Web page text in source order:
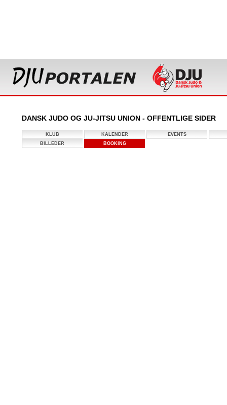
DANSK JUDO OG JU-JITSU UNION - OFFENTLIGE SIDER
KLUB KALENDER
EVENTS
BILLEDER
BOOKING